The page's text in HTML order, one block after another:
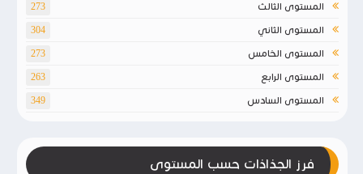
المستوى الثالث 273
المستوى الثاني 304
المستوى الخامس 273
المستوى الرابع 263
المستوى السادس 349
فرز الجذاذات حسب المستوى